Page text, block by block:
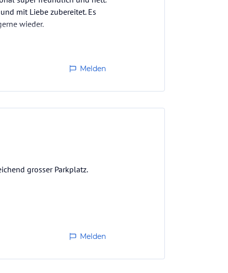
mit Liebe zubereitet. Es
wieder.
Melden
grosser Parkplatz.
Melden